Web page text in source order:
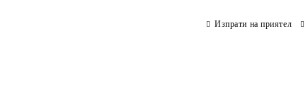
Изпрати на приятел